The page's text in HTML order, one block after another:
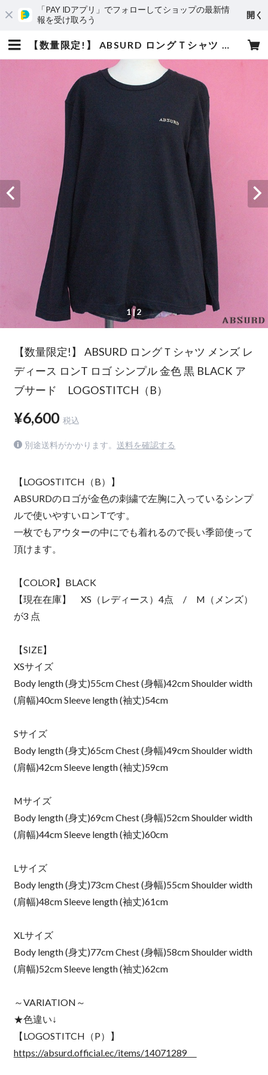
「PAY IDアプリ」でフォローしてショップの最新情
報を受け取ろう
開く
【数量限定!】 ABSURD ロングＴシャツ メンズ レディース ロンT ロゴ シンプル 金色 黒 BLACK アブサード LOGOSTITCH（B） | absurd
1| 2
【数量限定!】 ABSURD ロングＴシャツ メンズ レ
ディース ロンT ロゴ シンプル 金色 黒 BLACK ア
ブサード LOGOSTITCH（B）
¥6,600 税込
別途送料がかかります。 送料を確認する
【LOGOSTITCH（B）】
ABSURDのロゴが金色の刺繍で左胸に入っているシンプ
ルで使いやすいロンTです。
一枚でもアウターの中にでも着れるので長い季節使って
頂けます。
【COLOR】BLACK
【現在在庫】 XS（レディース）4点 / M（メンズ）
が3 点
【SIZE】
XSサイズ
Body length (身丈)55cm Chest (身幅)42cm Shoulder width
(肩幅)40cm Sleeve length (袖丈)54cm
Sサイズ
Body length (身丈)65cm Chest (身幅)49cm Shoulder width
(肩幅)42cm Sleeve length (袖丈)59cm
Mサイズ
Body length (身丈)69cm Chest (身幅)52cm Shoulder width
(肩幅)44cm Sleeve length (袖丈)60cm
Lサイズ
Body length (身丈)73cm Chest (身幅)55cm Shoulder width
(肩幅)48cm Sleeve length (袖丈)61cm
XLサイズ
Body length (身丈)77cm Chest (身幅)58cm Shoulder width
(肩幅)52cm Sleeve length (袖丈)62cm
～VARIATION～
★色違い↓
【LOGOSTITCH（P）】
https://absurd.official.ec/items/14071289